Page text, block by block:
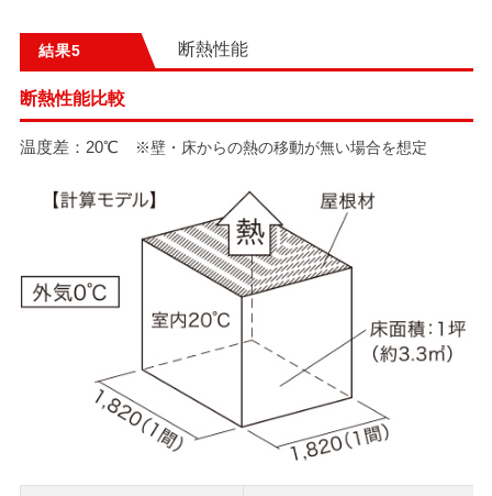
結果 断熱性能
断熱性能比較
温度差：20℃ ※壁・床からの熱の移動が無い場合を想定